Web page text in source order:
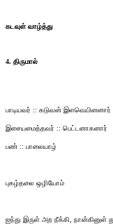
கடவுள் வாழ்த்து
4. திருமால்
பாடியவர் :: கடுவன் இளவெயினனார்
இசையமைத்தவர் :: பெட்டனாகனார்
பண் :: பாலையாழ்
புகழ்தலை ஒழியோம்
ஐந்து இருள் அற நீக்கி, நான்கினுள்